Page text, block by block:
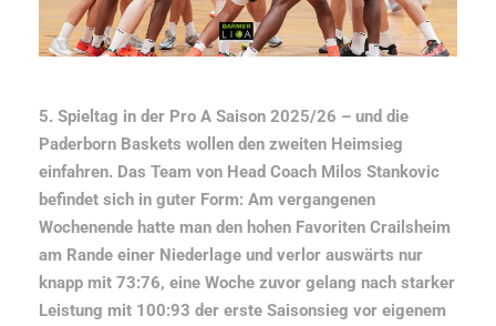
5. Spieltag in der Pro A Saison 2025/26 – und die
Paderborn Baskets wollen den zweiten Heimsieg
einfahren. Das Team von Head Coach Milos Stankovic
befindet sich in guter Form: Am vergangenen
Wochenende hatte man den hohen Favoriten Crailsheim
am Rande einer Niederlage und verlor auswärts nur
knapp mit 73:76, eine Woche zuvor gelang nach starker
Leistung mit 100:93 der erste Saisonsieg vor eigenem